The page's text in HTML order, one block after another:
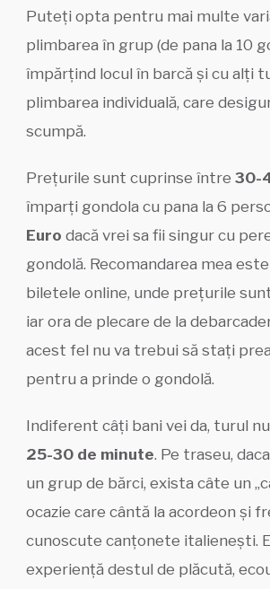
Puteți opta pentru mai multe
plimbarea în grup (de pana la 10
împărțind locul în barcă și cu alți
plimbarea individuală, care
scumpă.
Prețurile sunt cuprinse între 30-
împarți gondola cu pana la 6
Euro dacă vrei sa fii singur cu
gondolă. Recomandarea mea
biletele online, unde prețurile
iar ora de plecare de la
acest fel nu va trebui să stați
pentru a prinde o gondolă.
Indiferent câți bani vei da, turul
25-30 de minute. Pe traseu,
un grup de bărci, exista câte un
ocazie care cântă la acordeon și
cunoscute canțonete italienești.
experiență destul de plăcută,